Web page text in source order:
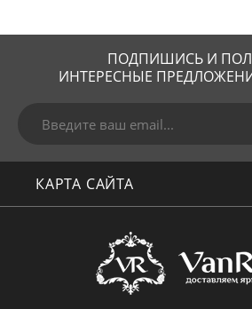
ПОДПИШИСЬ И
ИНТЕРЕСНЫЕ
КАРТА САЙТА